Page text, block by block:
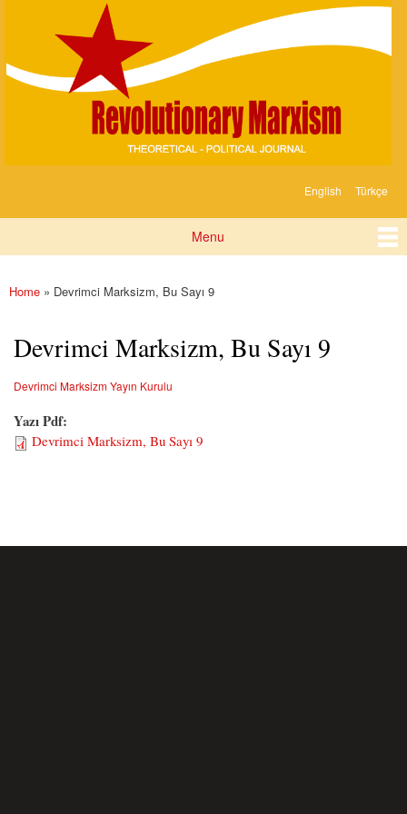
content
Marksizm
English Türkçe
Menu
You are here
Home » Devrimci Marksizm, Bu Sayı 9
Devrimci Marksizm, Bu Sayı 9
Devrimci Marksizm Yayın Kurulu
Yazı Pdf:
Devrimci Marksizm, Bu Sayı 9